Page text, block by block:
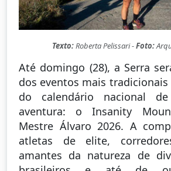
Texto:Roberta Pelissari -Foto:
Até domingo (28), a Serra
dos eventos mais tradicionais
do calendário nacional
aventura: o Insanity
Mestre Álvaro 2026. A
atletas de elite,
amantes da natureza de